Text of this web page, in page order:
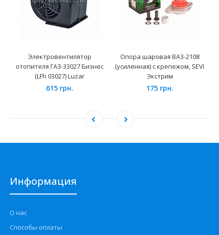
Электровентилятор
отопителя ГАЗ-33027 Бизнес
(LFh 03027) Luzar
615 грн.
Опора шаровая ВАЗ-2108
(усиленная) с крепежом, SEVI
Экстрим
175 грн.
Информация
О нас
Способы оплаты